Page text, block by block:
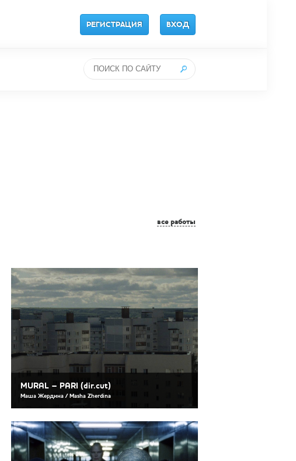
РЕГИСТРАЦИЯ ВХОД
все работы
MURAL – PARI (dir.cut)
Маша Жердина / Masha Zherdina